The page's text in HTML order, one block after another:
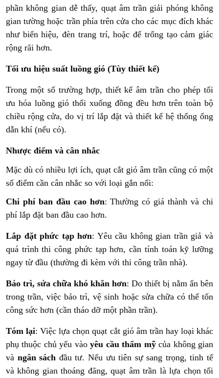
phần không gian dễ thấy, quạt âm trần giải phóng không
gian tường hoặc trần phía trên cửa cho các mục đích khác
như biển hiệu, đèn trang trí, hoặc để trống tạo cảm giác
rộng rãi hơn.
Tối ưu hiệu suất luồng gió (Tùy thiết kế)
Trong một số trường hợp, thiết kế âm trần cho phép tối
ưu hóa luồng gió thổi xuống đồng đều hơn trên toàn bộ
chiều rộng cửa, do vị trí lắp đặt và thiết kế hệ thống ống
dẫn khí (nếu có).
Nhược điểm và cân nhắc
Mặc dù có nhiều lợi ích, quạt cắt gió âm trần cũng có một
số điểm cần cân nhắc so với loại gắn nổi:
Chi phí ban đầu cao hơn: Thường có giá thành và chi
phí lắp đặt ban đầu cao hơn.
Lắp đặt phức tạp hơn: Yêu cầu không gian trần giả và
quá trình thi công phức tạp hơn, cần tính toán kỹ lưỡng
ngay từ đầu (thường đi kèm với thi công trần nhà).
Bảo trì, sửa chữa khó khăn hơn: Do thiết bị nằm ẩn bên
trong trần, việc bảo trì, vệ sinh hoặc sửa chữa có thể tốn
công sức hơn (cần tháo dỡ một phần trần).
Tóm lại: Việc lựa chọn quạt cắt gió âm trần hay loại khác
phụ thuộc chủ yếu vàoyêu cầu thẩm mỹcủa không gian
và ngân sách đầu tư. Nếu ưu tiên sự sang trọng, tinh tế
và không gian thoáng đãng, quạt âm trần là lựa chọn tối